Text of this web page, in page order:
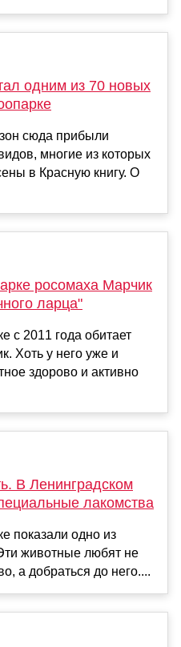
одним из 70 новых
сюда прибыли
многие из которых
в Красную книгу. О
росомаха Марчик
ларца"
с 2011 года обитает
Хоть у него уже и
здорово и активно
В Ленинградском
лакомства
показали одно из
животные любят не
а добраться до него....